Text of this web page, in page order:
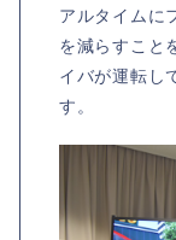
アルタイムに
を減らすこと
イバが運転し
す。